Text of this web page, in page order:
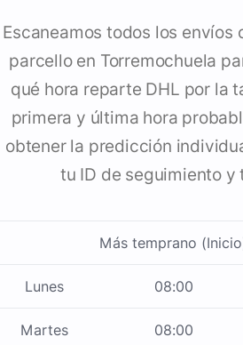
Escaneamos todos los envíos
parcello en Torremochuela
qué hora reparte DHL por la
primera y última hora
obtener la predicción
tu ID de seguimiento y
Más temprano
Lunes 08:00
Martes 08:00